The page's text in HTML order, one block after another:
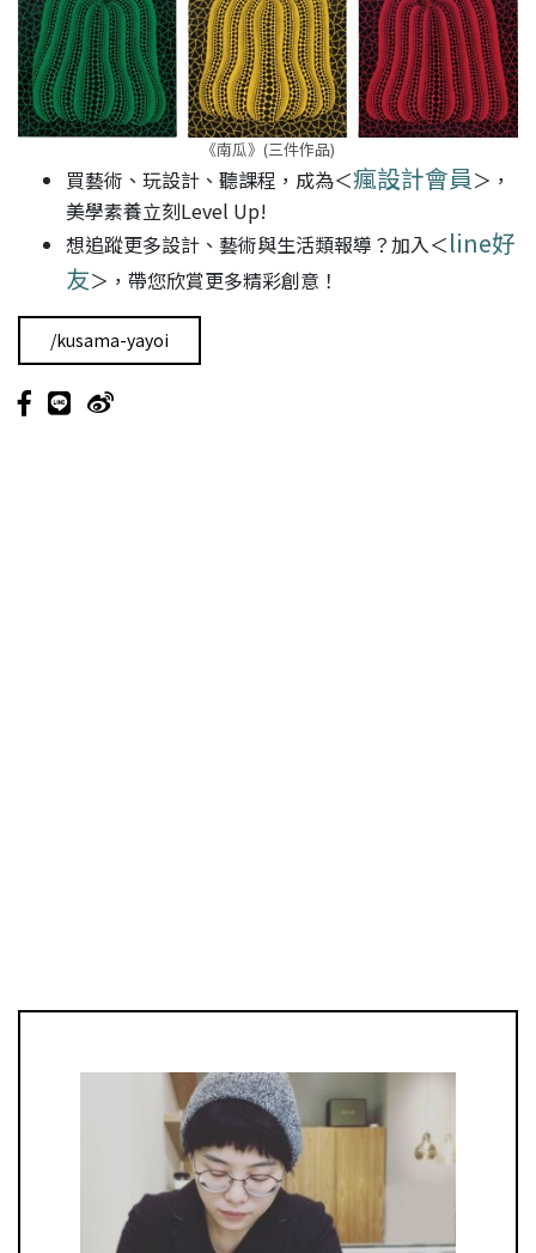
《南瓜》(三件作品)
買藝術、玩設計、聽課程，成為＜瘋設計會員＞，
美學素養立刻Level Up!
想追蹤更多設計、藝術與生活類報導？加入＜line好
友＞，帶您欣賞更多精彩創意！
/kusama-yayoi